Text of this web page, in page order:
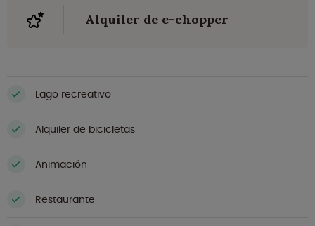
Alquiler de e-chopper
Lago recreativo
Alquiler de bicicletas
Animación
Restaurante